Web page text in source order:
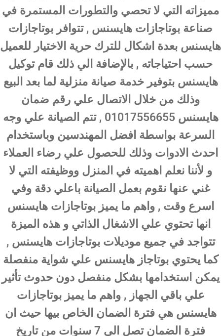
مميزاته التي لا تحصي والتطورات المستمرة في
صناعة بوتاجازات هايسنس , تتوافر بوتاجازات
هايسنس بعدة اشكال للترك حرية الاختيار للعميل
حسب احتياجاته , بالإضافة الي ذلك قام توكيل
هايسنس بتوفير خدمة صيانة منزلية لما بعد البيع
وذلك من خلال الاتصال علي رقم ضمان
هايسنس 01017556655 , تتم الصيانة علي وجه
السرعة بواسطة افضل المهندسين وباستخدام
احدث الادوات وذلك للحصول علي رضاء العملاء
و لأننا نعلم اهميته في المنزل ووظيفته التي لا
غني عنها نقوم بعمل الصيانة باعلي دقة وفي
اسرع وقت , واهم ما يميز بوتاجازات هايسنس
انها تحتوي علي الاشغال الذاتي و هذه الميزة
تتواجد في جميع موديلات بوتاجازات هايسنس ,
كما يحتوي بوتاجاز هايسنس علي شواية منفصلة
يمكن استخدامها بشكل منفصل دون حدوث تأثير
علي باقي الجهاز , واهم ما يميز بوتاجازات
هايسنس هي فترة الضمان الخاص بيها حيث ان
فترة الضمان تصل الي 7 سنوات من تاريخ